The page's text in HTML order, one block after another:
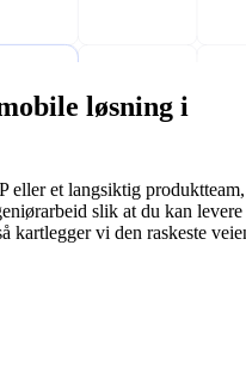
løsning i
eller et langsiktig produktteam,
slik at du kan levere
kartlegger vi den raskeste